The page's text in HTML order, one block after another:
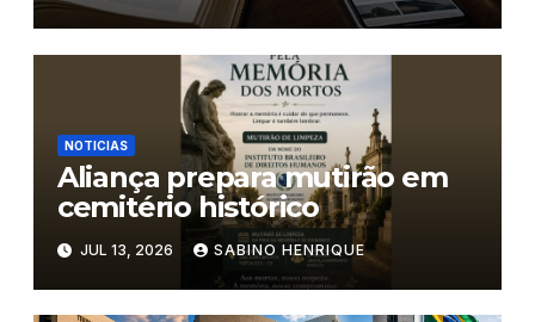
NOTICIAS
Aliança prepara mutirão em
cemitério histórico
JUL 13, 2026 SABINO HENRIQUE